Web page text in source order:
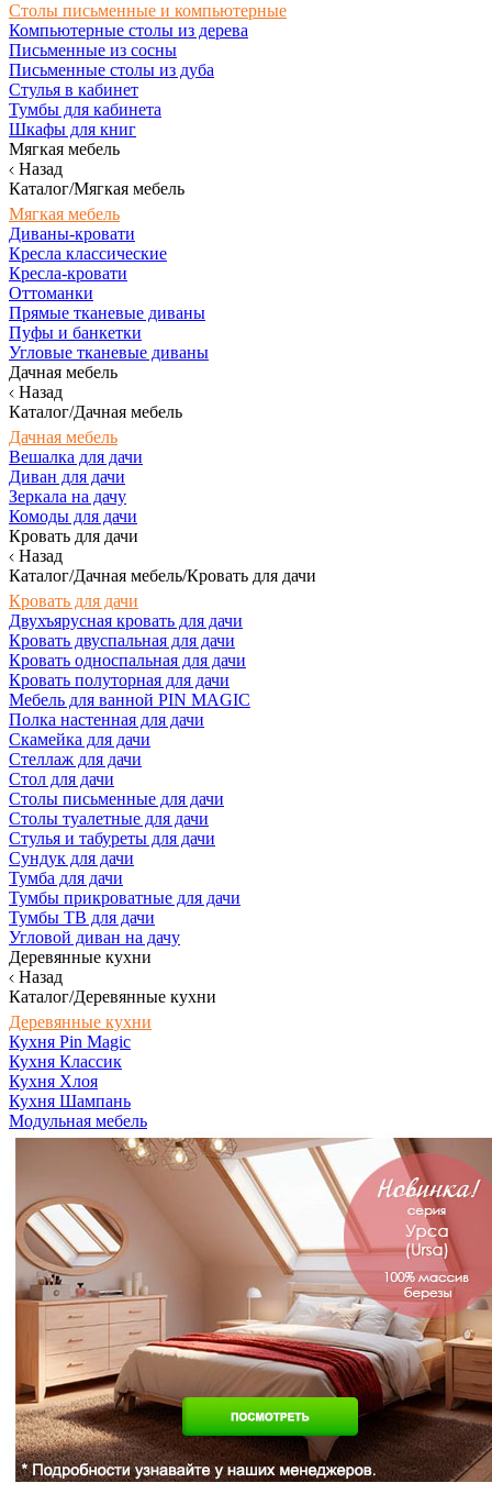
Столы письменные и компьютерные
Компьютерные столы из дерева
Письменные из сосны
Письменные столы из дуба
Стулья в кабинет
Тумбы для кабинета
Шкафы для книг
Мягкая мебель
Назад
Каталог/Мягкая мебель
Мягкая мебель
Диваны-кровати
Кресла классические
Кресла-кровати
Оттоманки
Прямые тканевые диваны
Пуфы и банкетки
Угловые тканевые диваны
Дачная мебель
Назад
Каталог/Дачная мебель
Дачная мебель
Вешалка для дачи
Диван для дачи
Зеркала на дачу
Комоды для дачи
Кровать для дачи
Назад
Каталог/Дачная мебель/Кровать для дачи
Кровать для дачи
Двухъярусная кровать для дачи
Кровать двуспальная для дачи
Кровать односпальная для дачи
Кровать полуторная для дачи
Мебель для ванной PIN MAGIC
Полка настенная для дачи
Скамейка для дачи
Стеллаж для дачи
Стол для дачи
Столы письменные для дачи
Столы туалетные для дачи
Стулья и табуреты для дачи
Сундук для дачи
Тумба для дачи
Тумбы прикроватные для дачи
Тумбы ТВ для дачи
Угловой диван на дачу
Деревянные кухни
Назад
Каталог/Деревянные кухни
Деревянные кухни
Кухня Pin Magic
Кухня Классик
Кухня Хлоя
Кухня Шампань
Модульная мебель